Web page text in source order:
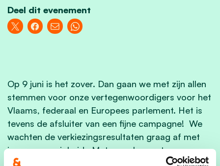
Deel dit evenement
Op 9 juni is het zover. Dan gaan we met zijn allen
stemmen voor onze vertegenwoordigers voor het
Vlaams, federaal en Europees parlement. Het is
tevens de afsluiter van een fijne campagne! We
wachten de verkiezingsresultaten graag af met
jouw aanwezigheid. Met een glas praten we na en
maken we de eerste analyses.